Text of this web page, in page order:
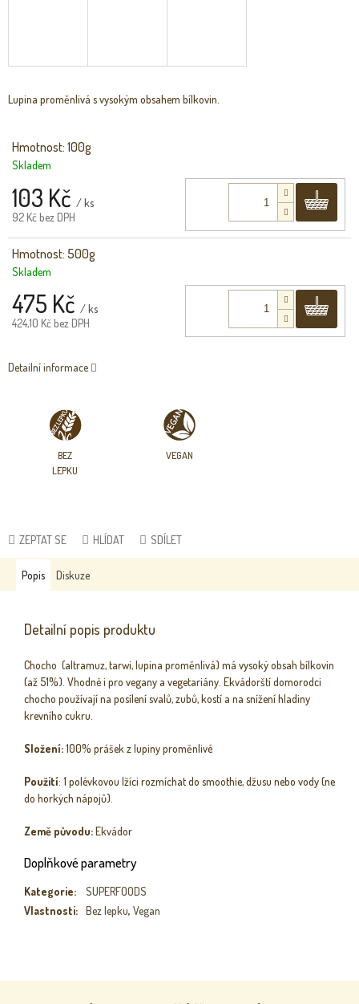
Hmotnost: 100g
Skladem
103 Kč / ks
92 Kč bez DPH
Hmotnost: 500g
Skladem
475 Kč / ks
424,10 Kč bez DPH
Lupina proměnlivá s vysokým obsahem bílkovin.
Detailní informace
BEZ
LEPKU
VEGAN
ZEPTAT SE HLÍDAT SDÍLET
Popis Diskuze
Detailní popis produktu
Chocho (altramuz, tarwi, lupina proměnlivá) má vysoký obsah bílkovin
(až 51%). Vhodné i pro vegany a vegetariány. Ekvádorští domorodci
chocho používají na posílení svalů, zubů, kostí a na snížení hladiny
krevního cukru.
Složení:100% prášek z lupiny proměnlivé
Použití: 1 polévkovou lžíci rozmíchat do smoothie, džusu nebo vody (ne
do horkých nápojů).
Země původu:Ekvádor
Doplňkové parametry
Kategorie:
SUPERFOODS
Vlastnosti: Bez lepku, Vegan